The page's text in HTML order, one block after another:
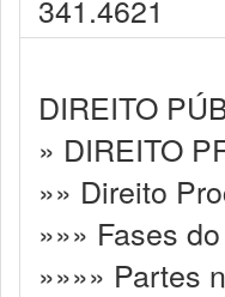
341.4621
DIREITO
» DIREITO
»» Direito
»»» Fases
»»»» Partes